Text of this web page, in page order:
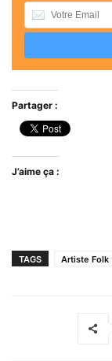
Partager :
J’aime ça :
TAGS Artiste Folk